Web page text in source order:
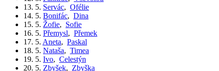
13. 5. Servác, Ofélie
14. 5. Bonifác, Dina
15. 5. Žofie, Sofie
16. 5. Přemysl, Přemek
17. 5. Aneta, Paskal
18. 5. Nataša, Timea
19. 5. Ivo, Celestýn
20. 5. Zbyšek, Zbyška